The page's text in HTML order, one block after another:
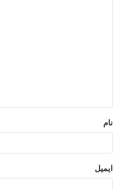
*
نام
ایمیل